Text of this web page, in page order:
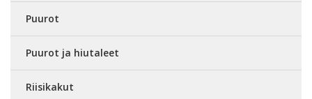
Puurot
Puurot ja hiutaleet
Riisikakut